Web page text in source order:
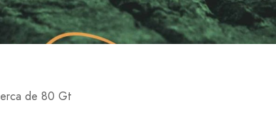
de 80 Gt